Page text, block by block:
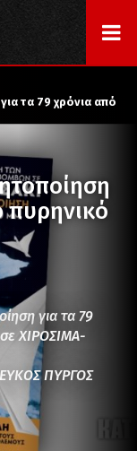
τα 79 χρόνια από
πυρηνικό
για τα 79
ΧΙΡΟΣΙΜΑ-
ΠΥΡΓΟΣ